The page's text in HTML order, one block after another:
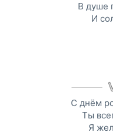
В душе
И
С днём
Ты
Я